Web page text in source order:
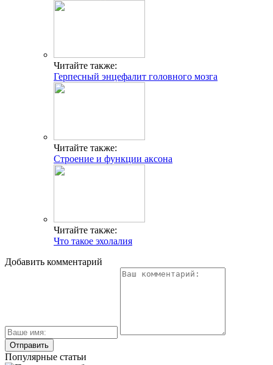
Читайте также:
Герпесный энцефалит головного мозга
Читайте также:
Строение и функции аксона
Читайте также:
Что такое эхолалия
Добавить комментарий
Популярные статьи